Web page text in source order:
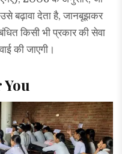
बढ़ावा देता है, जानबूझकर
किसी भी प्रकार की सेवा
की जाएगी।